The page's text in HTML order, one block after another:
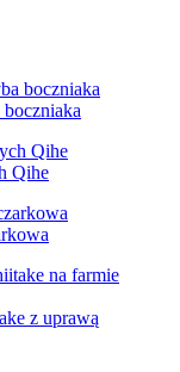
Qihe
z uprawą